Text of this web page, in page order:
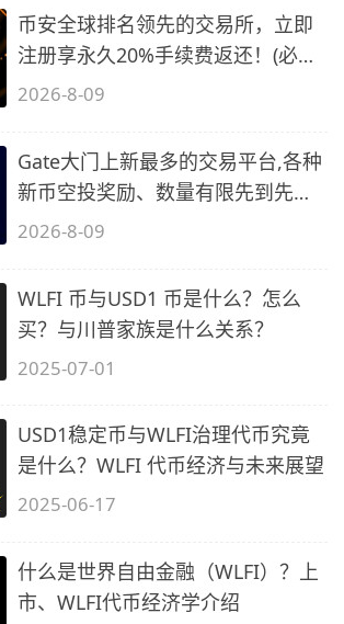
币安全球排名领先的交易所，立即
注册享永久20%手续费返还！(必备
2)
2026-8-09
Gate大门上新最多的交易平台,各种
新币空投奖励、数量有限先到先
得…
2026-8-09
WLFI 币与USD1 币是什么？怎么
买？与川普家族是什么关系？
2025-07-01
USD1稳定币与WLFI治理代币究竟
是什么？WLFI 代币经济与未来展望
2025-06-17
什么是世界自由金融（WLFI）？上
市、WLFI代币经济学介绍